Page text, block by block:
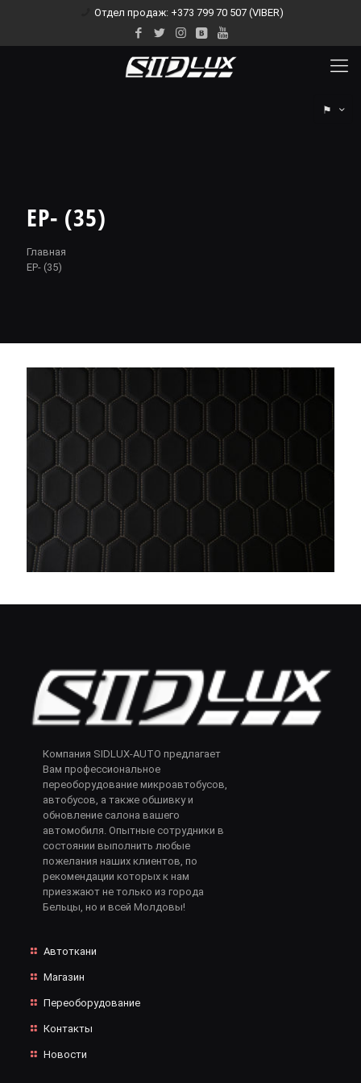
Отдел продаж: +373 799 70 507 (VIBER)
⚑
EP- (35)
Главная
EP- (35)
Компания SIDLUX-AUTO предлагает
Вам профессиональное
переоборудование микроавтобусов,
автобусов, а также обшивку и
обновление салона вашего
автомобиля. Опытные сотрудники в
состоянии выполнить любые
пожелания наших клиентов, по
рекомендации которых к нам
приезжают не только из города
Бельцы, но и всей Молдовы!
Автоткани
Магазин
Переоборудование
Контакты
Новости